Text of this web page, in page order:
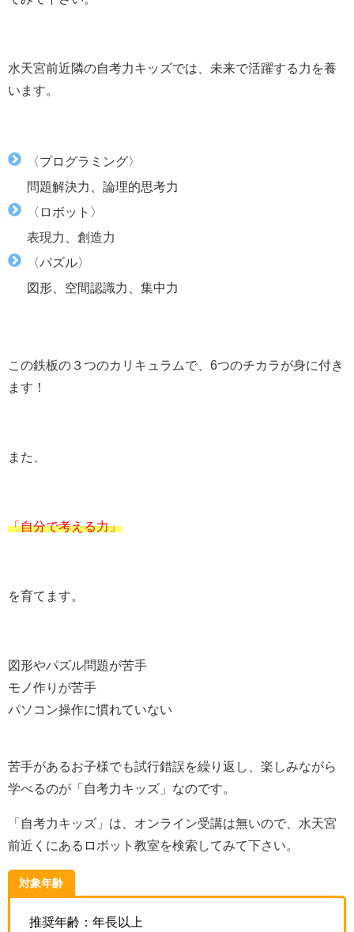
水天宮前近隣の自考力キッズでは、未来で活躍する力を養
います。
〈プログラミング〉
問題解決力、論理的思考力
〈ロボット〉
表現力、創造力
〈パズル〉
図形、空間認識力、集中力
この鉄板の３つのカリキュラムで、6つのチカラが身に付き
ます！
また、
「自分で考える力」
を育てます。
図形やパズル問題が苦手
モノ作りが苦手
パソコン操作に慣れていない
苦手があるお子様でも試行錯誤を繰り返し、楽しみながら
学べるのが「自考力キッズ」なのです。
「自考力キッズ」は、オンライン受講は無いので、水天宮
前近くにあるロボット教室を検索してみて下さい。
対象年齢
推奨年齢：年長以上